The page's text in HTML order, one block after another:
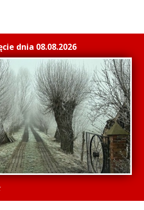
dnia 08.08.2026